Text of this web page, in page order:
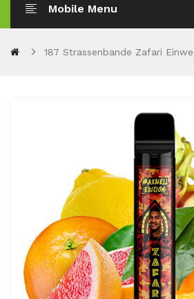
Mobile Menu
187 Strassenbande Zafari